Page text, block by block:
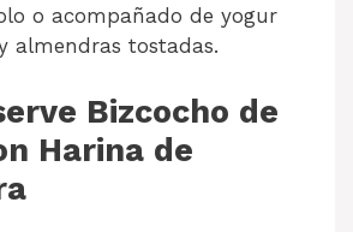
o acompañado de yogur
almendras tostadas.
Bizcocho de
Harina de